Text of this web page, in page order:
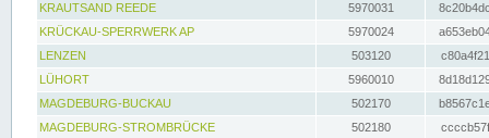
KRAUTSAND REEDE
5970031
KRÜCKAU-SPERRWERK AP
5970024
LENZEN
503120
LÜHORT
5960010
MAGDEBURG-BUCKAU
502170
MAGDEBURG-STROMBRÜCKE
502180